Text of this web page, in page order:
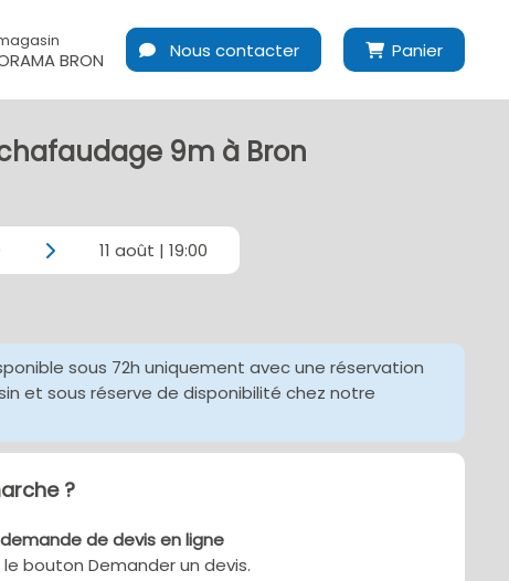
BRON Nous contacter Panier
9m à Bron
11 août | 19:00
sous 72h uniquement avec une réservation
et sous réserve de disponibilité chez notre
?
de devis en ligne
le bouton Demander un devis.